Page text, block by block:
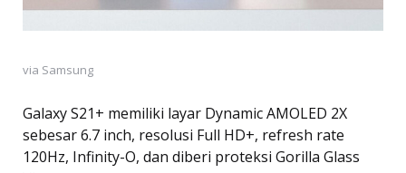
via Samsung
Galaxy S21+ memiliki layar Dynamic AMOLED 2X
sebesar 6.7 inch, resolusi Full HD+, refresh rate
120Hz, Infinity-O, dan diberi proteksi Gorilla Glass